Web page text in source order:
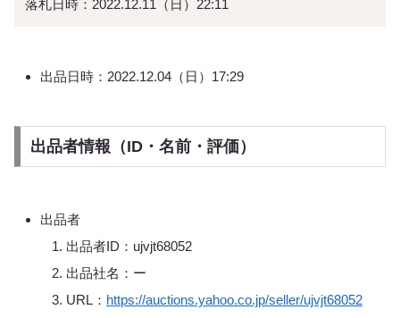
落札日時：2022.12.11（日）22:11
出品日時：2022.12.04（日）17:29
出品者情報（ID・名前・評価）
出品者
出品者ID：ujvjt68052
出品社名：ー
URL： https://auctions.yahoo.co.jp/seller/ujvjt68052